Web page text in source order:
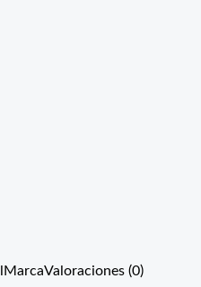
MarcaValoraciones (0)